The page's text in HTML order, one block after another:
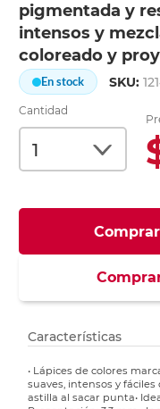
pigmentada y
intensos y
coloreado y
En stock SKU:
Cantidad
Características
• Lápices de colores
suaves, intensos y
astilla al sacar punta•